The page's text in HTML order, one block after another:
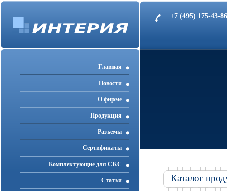
+7 (495) 175-43-
Главная
Новости
О фирме
Продукция
Разъемы
Cертификаты
Комплектующие для СКС
Статьи Каталог